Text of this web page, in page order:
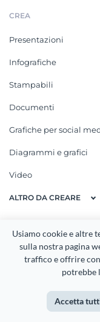
Usiamo cookie e altre
sulla nostra pagina
traffico e offrire
potrebbe
Accetta
CREA
Presentazioni
Infografiche
Stampabili
Documenti
Grafiche per social
Diagrammi e grafici
Video
ALTRO DA CREARE
Blog
Video tutorial